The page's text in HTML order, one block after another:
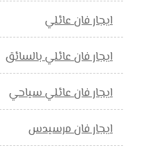
ايجار فان عائلي
ايجار فان عائلي بالسائق
ايجار فان عائلي سياحي
ايجار فان مرسيدس